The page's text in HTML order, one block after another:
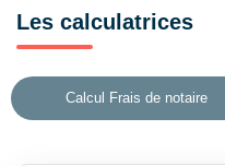
Les calculatrices
Calcul Frais de notaire